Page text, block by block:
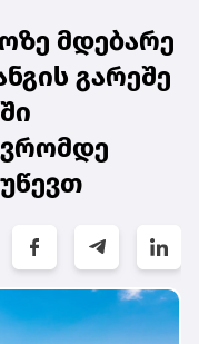
მდებარე
გარეშე